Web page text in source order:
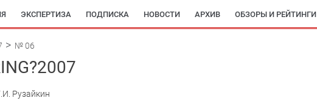
ЭКСПЕРТИЗА ПОДПИСКА НОВОСТИ АРХИВ ОБЗОРЫ И РЕЙТИНГИ
№ 06
Рузайкин